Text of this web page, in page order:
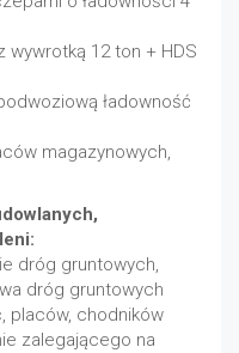
wywrotką 12 ton + HDS
ładowność
magazynowych,
dróg gruntowych,
dróg gruntowych
placów, chodników
zalegającego na